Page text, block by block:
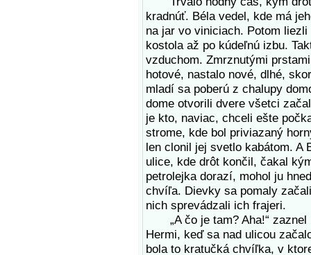
kradnúť. Béla vedel, kde má
na jar vo viniciach. Potom
kostola až po kúdeľnú izbu.
vzduchom. Zmrznutými
hotové, nastalo nové, dlhé,
mladí sa poberú z chalupy
dome otvorili dvere všetci
je kto, naviac, chceli ešte
strome, kde bol priviazaný
len clonil jej svetlo kabátom. A
ulice, kde drôt končil, čakal
petrolejka dorazí, mohol ju
chvíľa. Dievky sa pomaly
nich sprevádzali ich frajeri.
„A čo je tam? Aha!“ zaznel
Hermi, keď sa nad ulicou
bola to kratučká chvíľka, v